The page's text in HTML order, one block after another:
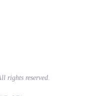
rights reserved.